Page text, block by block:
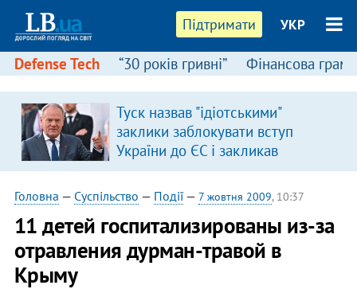
Підтримати УКР
Defense Tech “30 років гривні” Фінансова
Туск назвав "ідіотськими"
заклики заблокувати вступ
України до ЄС і закликав
припинити антиукраїнську
риторику
Головна — Суспільство — Події— 7 жовтня 2009, 10:37
11 детей госпитализированы из-за
отравления дурман-травой в
Крыму